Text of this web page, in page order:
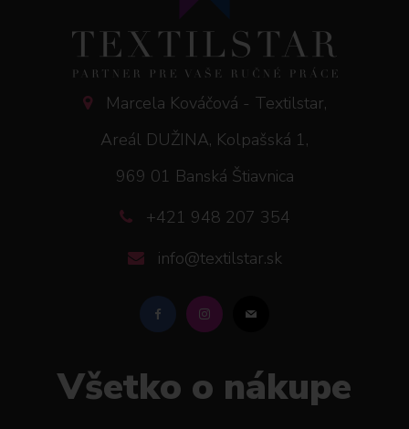
Marcela Kováčová - Textilstar,
Areál DUŽINA, Kolpašská 1,
969 01 Banská Štiavnica
+421 948 207 354
info@textilstar.sk
Všetko o nákupe